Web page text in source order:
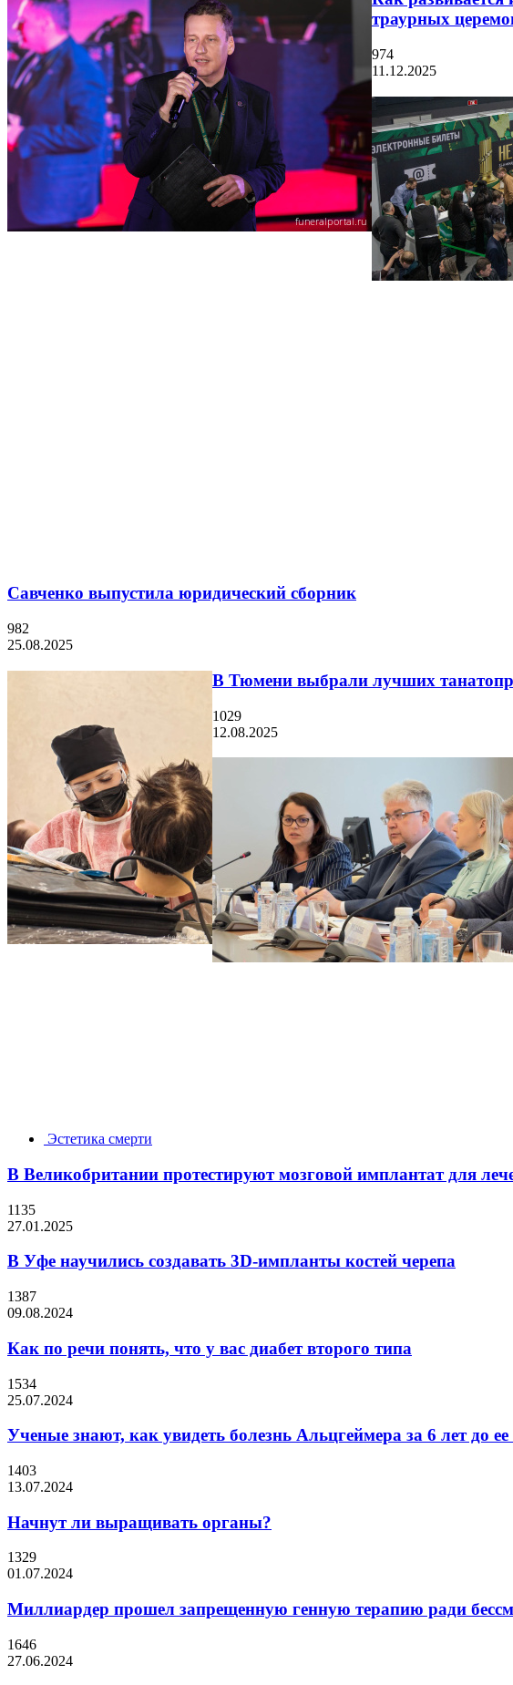
траурных
974
11.12.2025
Савченко выпустила юридический сборник
982
25.08.2025
В Тюмени выбрали лучших
1029
12.08.2025
Эстетика смерти
В Великобритании протестируют мозговой имплантат для
1135
27.01.2025
В Уфе научились создавать 3D-импланты костей черепа
1387
09.08.2024
Как по речи понять, что у вас диабет второго типа
1534
25.07.2024
Ученые знают, как увидеть болезнь Альцгеймера за 6 лет до
1403
13.07.2024
Начнут ли выращивать органы?
1329
01.07.2024
Миллиардер прошел запрещенную генную терапию ради
1646
27.06.2024